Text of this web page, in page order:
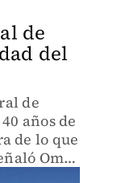
de
del
de
años de
de lo que
Omar